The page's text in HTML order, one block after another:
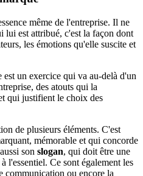
même de l'entreprise. Il ne
lui est attribué, c'est la façon dont
les émotions qu'elle suscite et
est un exercice qui va au-delà d'un
des atouts qui la
qui justifient le choix des
de plusieurs éléments. C'est
mémorable et qui concorde
son slogan, qui doit être une
l'essentiel. Ce sont également les
communication ou encore la